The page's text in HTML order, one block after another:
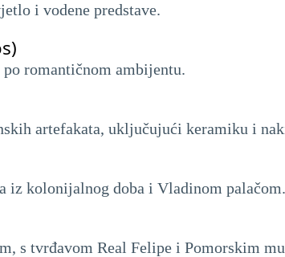
i vodene predstave.
romantičnom ambijentu.
artefakata, uključujući keramiku i
iz kolonijalnog doba i Vladinom palačom.
s tvrđavom Real Felipe i Pomorskim